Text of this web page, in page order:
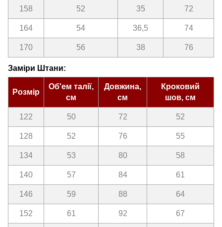
158 52 35 72
164 54 36,5 74
170 56 38 76
Заміри Штани:
Розмір
Об'ем талії,
см
Довжина,
см
Кроковий
шов, см
122 50 72 52
128 52 76 55
134 53 80 58
140 57 84 61
146 59 88 64
152 61 92 67